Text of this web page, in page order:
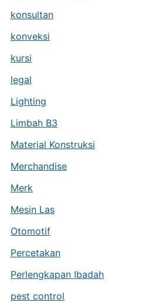
konsultan
konveksi
kursi
legal
Lighting
Limbah B3
Material Konstruksi
Merchandise
Merk
Mesin Las
Otomotif
Percetakan
Perlengkapan Ibadah
pest control